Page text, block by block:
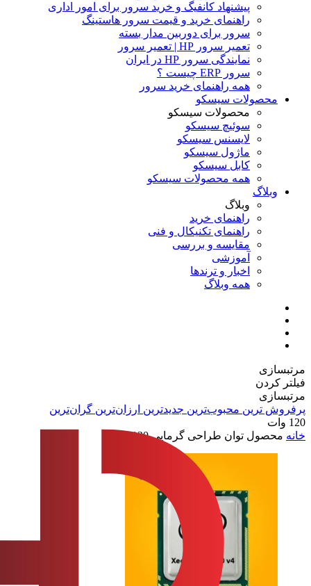
پیشنهاد کانفیگ و خرید سرور برای امور اداری
راهنمای خرید و قیمت سرور هاستینگ
سرور برای دوربین مدار بسته
تعمیر سرور HP | تعمیر سرور
نمایندگی سرور HP در ایران
سرور ERP چیست ؟
همه راهنمای خرید سرور
محصولات سیسکو
محصولات سیسکو
سوئیچ سیسکو
لایسنس سیسکو
ماژول سیسکو
کابل سیسکو
همه محصولات سیسکو
وبلاگ
وبلاگ
راهنمای خرید
راهنمای تکنیکال و فنی
مقایسه و بررسی
آموزشی
اخبار و ترندها
همه وبلاگ
مرتبسازی
فیلتر کردن
مرتبسازی
پرفروش ترین محبوب‌ترین جدیدترین ارزان‌ترین گران‌ترین
120 وات
خانه محصول توان طراحی گرمایی 120 وات